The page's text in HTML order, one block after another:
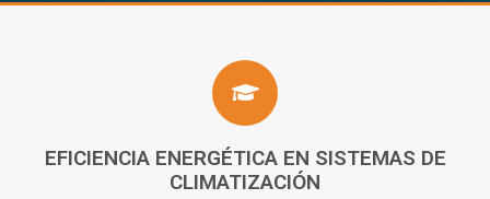
EFICIENCIA ENERGÉTICA EN SISTEMAS DE
CLIMATIZACIÓN